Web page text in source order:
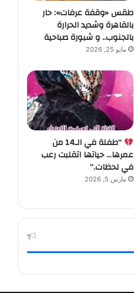
طقس «وقفة عرفات»: حار
بالقاهرة وشديد الحرارة
بالجنوب.. و شبورة صباحية
مايو 25, 2026
“طفلة في الـ14 من
عمرها… حياتها اتقلبت رعب
في لحظات.”
مارس 5, 2026